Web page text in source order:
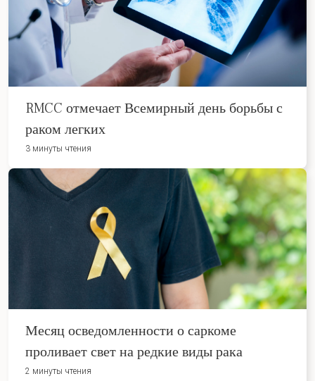
RMCC отмечает Всемирный день борьбы с
раком легких
3 минуты чтения
Месяц осведомленности о саркоме
проливает свет на редкие виды рака
2 минуты чтения